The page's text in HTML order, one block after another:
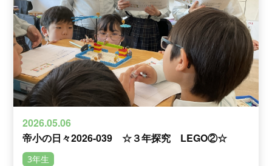
2026.05.06
帝小の日々2026-039 ☆３年探究 LEGO②☆
3年生